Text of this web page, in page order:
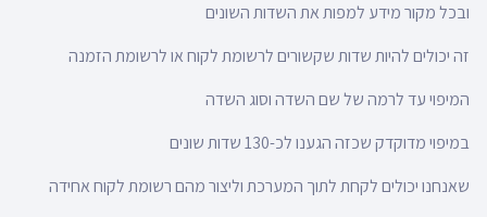
ובכל מקור מידע למפות את השדות השונים
זה יכולים להיות שדות שקשורים לרשומת לקוח או לרשומת הזמנה
המיפוי עד לרמה של שם השדה וסוג השדה
במיפוי מדוקדק שכזה הגענו לכ-130 שדות שונים
שאנחנו יכולים לקחת לתוך המערכת וליצור מהם רשומת לקוח אחידה